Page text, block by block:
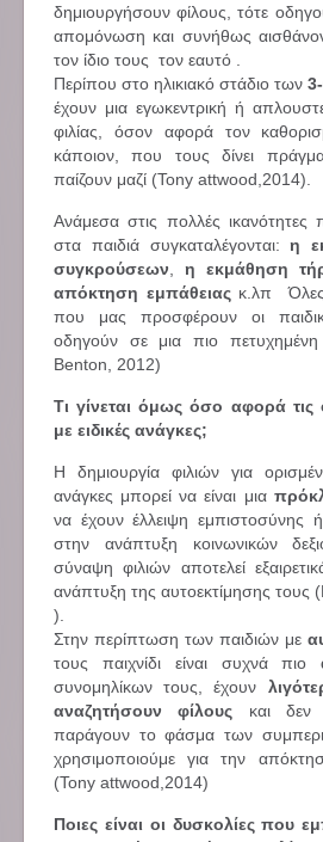
δημιουργήσουν φίλους, τότε
απομόνωση και συνήθως
τον ίδιο τους τον εαυτό .
Περίπου στο ηλικιακό στάδιο των
έχουν μια εγωκεντρική ή
φιλίας, όσον αφορά τον
κάποιον, που τους δίνει
παίζουν μαζί (Tony attwood,2014).
Ανάμεσα στις πολλές ικανότητες
στα παιδιά συγκαταλέγονται:η
συγκρούσεων, η εκμάθηση
απόκτηση εμπάθειαςκ.λπ Όλες
που μας προσφέρουν οι
οδηγούν σε μια πιο
Benton, 2012)
Τι γίνεται όμως όσο αφορά τις
με ειδικές ανάγκες;
Η δημιουργία φιλιών για
ανάγκες μπορεί να είναι μια
να έχουν έλλειψη εμπιστοσύνης
στην ανάπτυξη κοινωνικών
σύναψη φιλιών αποτελεί
ανάπτυξη της αυτοεκτίμησης
).
Στην περίπτωση των παιδιών με
τους παιχνίδι είναι συχνά πιο
συνομηλίκων τους, έχουν
αναζητήσουν φίλους και δεν
παράγουν το φάσμα των
χρησιμοποιούμε για την
(Tony attwood,2014)
Ποιες είναι οι δυσκολίες που